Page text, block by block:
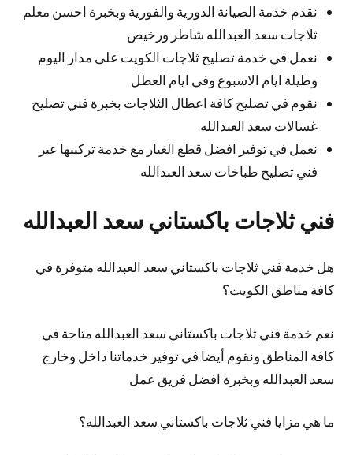
نقدم خدمة الصيانة الدورية والفورية وبخبرة احسن معلم
ثلاجات سعد العبدالله شاطر ورخيص
نعمل في خدمة تصليح ثلاجات الكويت على مدار اليوم
وطيلة ايام الاسبوع وفي ايام العطل
نقوم في تصليح كافة اعطال الثلاجات بخبرة فني تصليح
غسالات سعد العبدالله
نعمل في توفير افضل قطع الغيار مع خدمة تركيبها عبر
فني تصليح طباخات سعد العبدالله
فني ثلاجات باكستاني سعد العبدالله
هل خدمة فني ثلاجات باكستاني سعد العبدالله متوفرة في
كافة مناطق الكويت؟
نعم خدمة فني ثلاجات باكستاني سعد العبدالله متاحة في
كافة المناطق ونقوم أيضا في توفير خدماتنا داخل وخارج
سعد العبدالله وبخبرة افضل فريق عمل
ما هي مزايا فني ثلاجات باكستاني سعد العبدالله؟